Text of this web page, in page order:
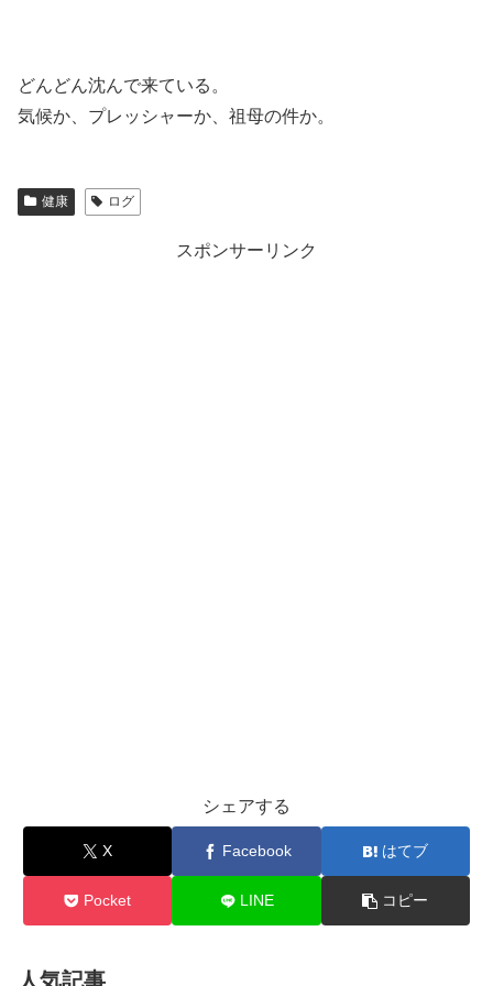
どんどん沈んで来ている。
気候か、プレッシャーか、祖母の件か。
健康 ログ
スポンサーリンク
シェアする
X Facebook はてブ
Pocket LINE コピー
人気記事